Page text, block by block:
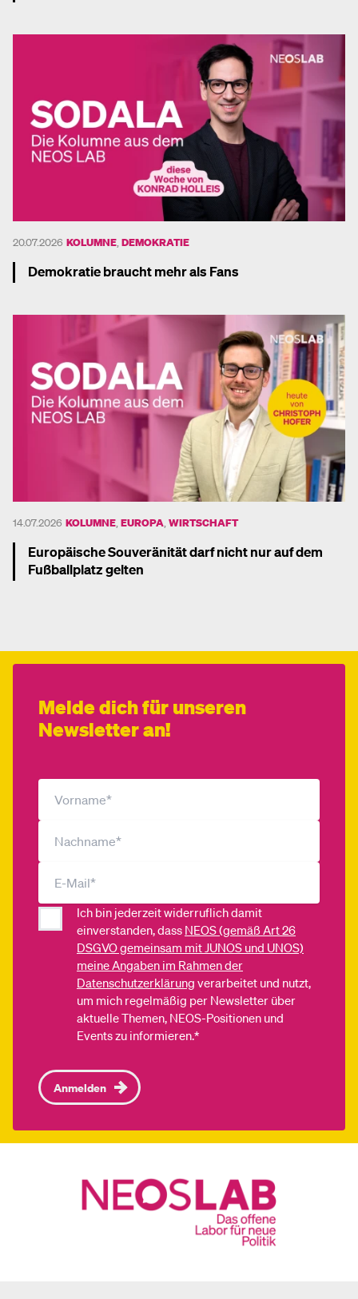
20.07.2026 KOLUMNE DEMOKRATIE
Demokratie braucht mehr als Fans
14.07.2026 KOLUMNE EUROPA WIRTSCHAFT
Europäische Souveränität darf nicht nur auf dem
Fußballplatz gelten
Melde dich für unseren
Newsletter an!
Ich bin jederzeit widerruflich damit
einverstanden, dass NEOS (gemäß Art 26
DSGVO gemeinsam mit JUNOS und UNOS)
meine Angaben im Rahmen der
Datenschutzerklärung verarbeitet und nutzt,
um mich regelmäßig per Newsletter über
aktuelle Themen, NEOS-Positionen und
Events zu informieren.*
Anmelden